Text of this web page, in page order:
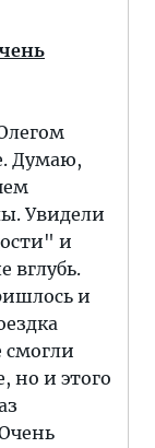
Думаю,
Увидели
и
вглубь.
и
смогли
но и этого